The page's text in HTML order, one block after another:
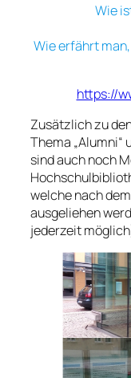
Wie
Wie erfährt
https://
Zusätzlich zu
Thema „Alumni“
sind auch noch
welche nach
ausgeliehen
jederzeit